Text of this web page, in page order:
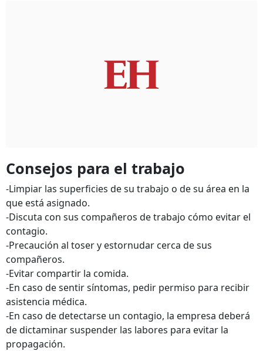
Consejos para el trabajo
-Limpiar las superficies de su trabajo o de su área en la
que está asignado.
-Discuta con sus compañeros de trabajo cómo evitar el
contagio.
-Precaución al toser y estornudar cerca de sus
compañeros.
-Evitar compartir la comida.
-En caso de sentir síntomas, pedir permiso para recibir
asistencia médica.
-En caso de detectarse un contagio, la empresa deberá
de dictaminar suspender las labores para evitar la
propagación.